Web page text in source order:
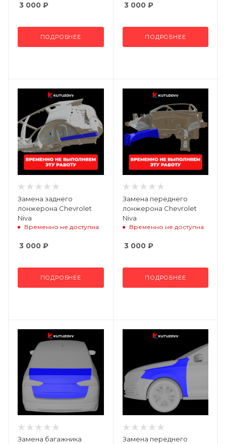
3 000 ₽
ПОДРОБНЕЕ
3 000₽
ПОДРОБНЕЕ
Замена заднего
лонжерона Chevrolet
Niva
Временно не доступна
3 000 ₽
ПОДРОБНЕЕ
Замена переднего
лонжерона Chevrolet
Niva
Временно не доступна
3 000₽
ПОДРОБНЕЕ
Замена багажника
Замена переднего